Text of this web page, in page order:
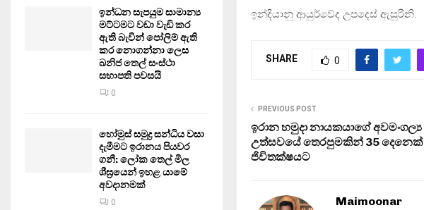
ඉන්දියානු ආයුර්වේද උපදෙස් ඇසුරිනි.
SHARE 0
PREVIOUS POST
ඉරාන හමුදා නායකයාගේ අවමංගල්‍ය
උත්සවයේ තෙරපුමකින් 35 දෙනෙක්
ජිවිතක්ෂයට
Maimoonar
ඉන්ධන සැපයුම සාමාන්‍ය
මට්ටමට වඩා වැඩි කර
ඇති බැවින් පෝලිම් ඇති
කර නොගන්නා ලෙස
ඛනිජ තෙල් සංස්ථා
සභාපති පවසයි
0
හෝමුස් සමුද්‍ර සන්ධිය වසා
දැමීමට ඉරානය පියවර
ගනී: ලෝක තෙල් මිල
ශීඝ්‍රයෙන් ඉහළ යාමේ
අවදානමක්
0